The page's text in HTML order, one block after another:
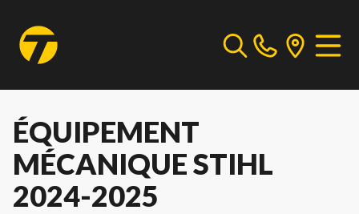
ÉQUIPEMENT
MÉCANIQUE STIHL
2024-2025